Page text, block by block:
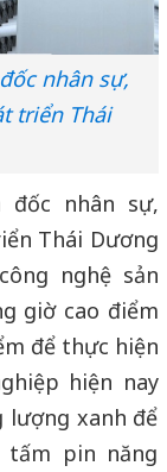
nhân sự,
triển Thái
đốc nhân sự,
Thái Dương
nghệ sản
giờ cao điểm
để thực hiện
hiện nay
xanh để
tấm pin năng